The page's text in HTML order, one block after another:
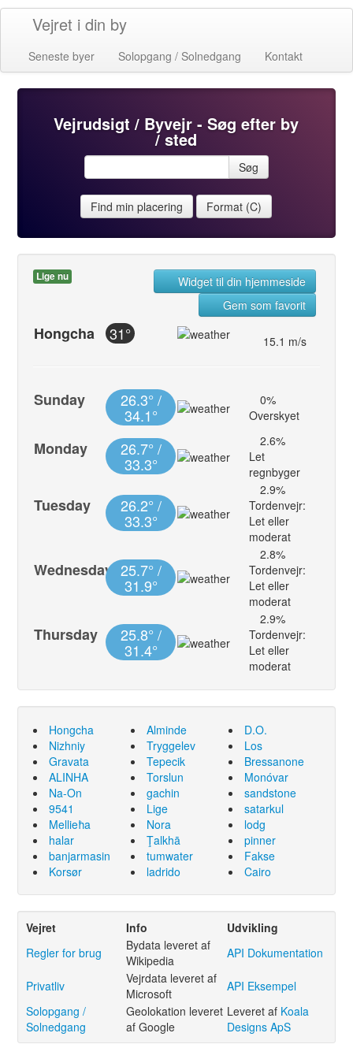
Vejret i din by
Seneste byer Solopgang / Solnedgang Kontakt
Vejrudsigt / Byvejr - Søg efter by
/ sted
Søg
Find min placering Format (C)
Lige nu
Widget til din hjemmeside
Gem som favorit
Hongcha 31° 15.1 m/s
Sunday 26.3° /
34.1°
0%
Overskyet
Monday 26.7° /
33.3°
2.6%
Let
regnbyger
Tuesday 26.2° /
33.3°
2.9%
Tordenvejr:
Let eller
moderat
Wednesday 25.7° /
31.9°
2.8%
Tordenvejr:
Let eller
moderat
Thursday 25.8° /
31.4°
2.9%
Tordenvejr:
Let eller
moderat
Hongcha
Nizhniy
Gravata
ALINHA
Na-On
9541
Mellieħa
halar
banjarmasin
Korsør
Alminde
Tryggelev
Tepecik
Torslun
gachin
Lige
Nora
Ţalkhā
tumwater
ladrido
D.O.
Los
Bressanone
Monóvar
sandstone
satarkul
lodg
pinner
Fakse
Cairo
Vejret Info
Udvikling
Regler for brug
Bydata leveret af
Wikipedia
API Dokumentation
Privatliv
Vejrdata leveret af
Microsoft
API Eksempel
Solopgang /
Solnedgang
Geolokation leveret
af Google
Leveret af Koala
Designs ApS